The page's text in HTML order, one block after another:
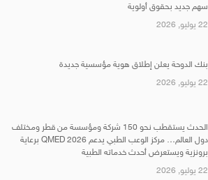
سهم جديد بحقوق أولوية
22 يوليو, 2026
بنك الدوحة يعلن إطلاق هوية مؤسسية جديدة
22 يوليو, 2026
الحدث يستقطب نحو 150 شركة ومؤسسة من قطر ومختلف
دول العالم… مركز الوعب الطبي يدعم QMED 2026 برعاية
برونزية ويستعرض أحدث خدماته الطبية
22 يوليو, 2026